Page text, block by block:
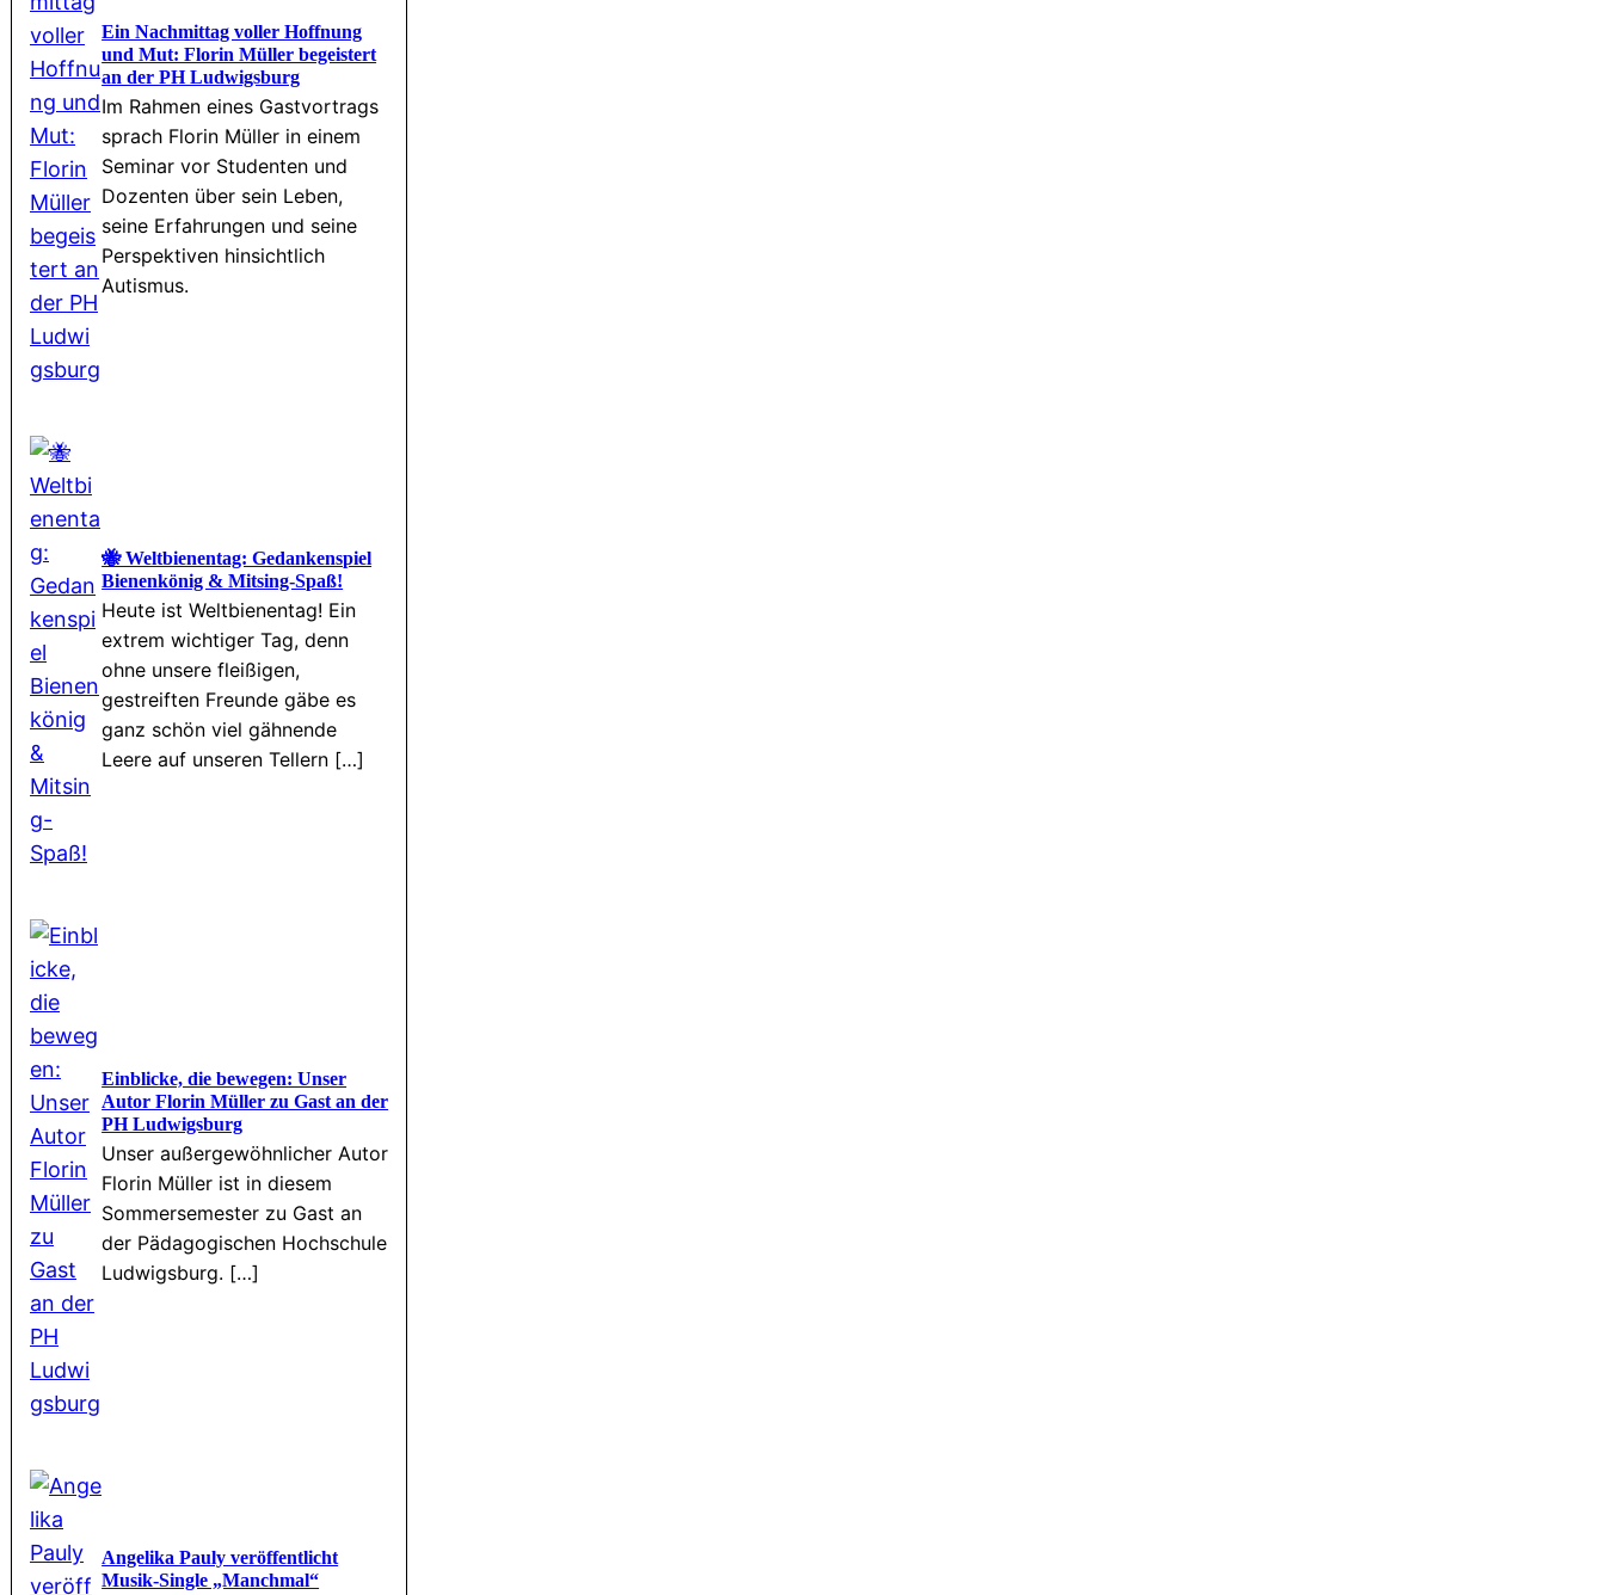
Ein Nachmittag voller Hoffnung
und Mut: Florin Müller begeistert
an der PH Ludwigsburg
Im Rahmen eines Gastvortrags
sprach Florin Müller in einem
Seminar vor Studenten und
Dozenten über sein Leben,
seine Erfahrungen und seine
Perspektiven hinsichtlich
Autismus.
🐝 Weltbienentag: Gedankenspiel
Bienenkönig & Mitsing-Spaß!
Heute ist Weltbienentag! Ein
extrem wichtiger Tag, denn
ohne unsere fleißigen,
gestreiften Freunde gäbe es
ganz schön viel gähnende
Leere auf unseren Tellern […]
Einblicke, die bewegen: Unser
Autor Florin Müller zu Gast an der
PH Ludwigsburg
Unser außergewöhnlicher Autor
Florin Müller ist in diesem
Sommersemester zu Gast an
der Pädagogischen Hochschule
Ludwigsburg. […]
Angelika Pauly veröffentlicht
Musik-Single „Manchmal“